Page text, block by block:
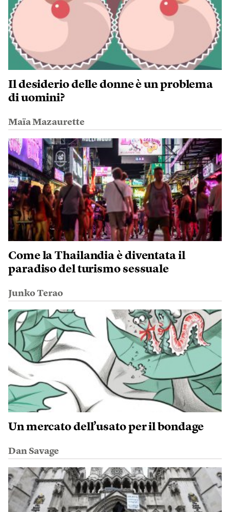
Il desiderio delle donne è un problema
di uomini?
Maïa Mazaurette
Come la Thailandia è diventata il
paradiso del turismo sessuale
Junko Terao
Un mercato dell’usato per il bondage
Dan Savage